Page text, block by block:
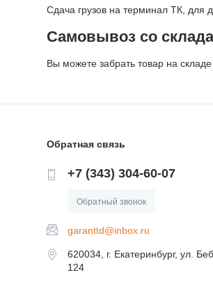
Сдача грузов на терминал ТК, для
Самовывоз со
Вы можете забрать товар на
Обратная связь
+7 (343) 304-60-07
Обратный звонок
garanttd@inbox.ru
620034, г. Екатеринбург, ул.
124